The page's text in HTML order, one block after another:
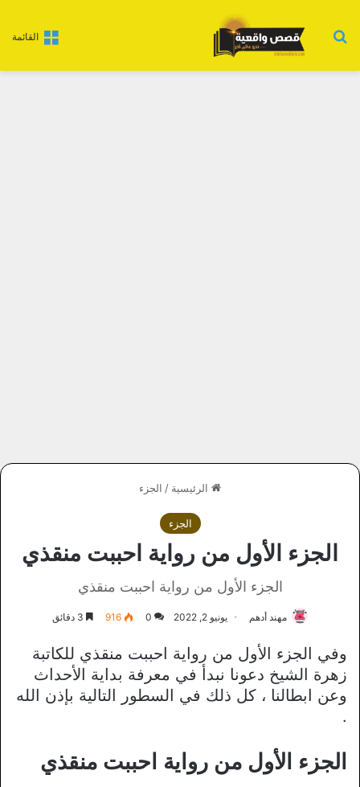
القائمة بحث عن
الرئيسية / الجزء
الجزء
الجزء الأول من رواية احببت منقذي
الجزء الأول من رواية احببت منقذي
مهند أدهم يونيو 2, 2022 0
916
وفي الجزء الأول من رواية احببت منقذي للكاتبة
زهرة الشيخ دعونا نبدأ في معرفة بداية الأحداث
وعن ابطالنا ، كل ذلك في السطور التالية بإذن الله
.
الجزء الأول من رواية احببت منقذي